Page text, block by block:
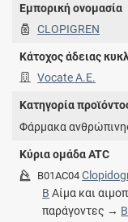
Εμπορική ονομασία
CLOPIGREN
Κάτοχος άδειας
Vocate Α.Ε.
Κατηγορία
Φάρμακα
Κύρια ομάδα ATC
B01AC04
B Αίμα και
παράγοντες →